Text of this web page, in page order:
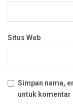
Situs Web
Simpan nama,
untuk komentar